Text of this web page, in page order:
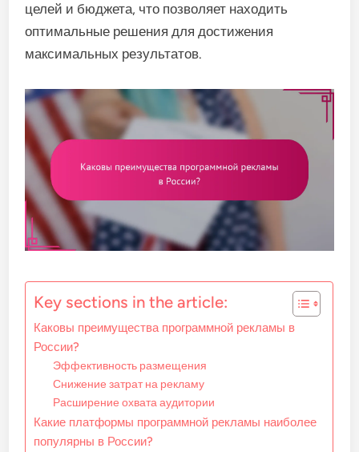
целей и бюджета, что позволяет находить
оптимальные решения для достижения
максимальных результатов.
Key sections in the article:
Каковы преимущества программной рекламы в
России?
Эффективность размещения
Снижение затрат на рекламу
Расширение охвата аудитории
Какие платформы программной рекламы наиболее
популярны в России?